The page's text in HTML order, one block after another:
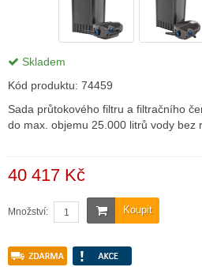
Skladem
Kód produktu: 74459
Sada průtokového filtru a filtračního
do max. objemu 25.000 litrů vody bez
40 417 Kč
Koupit
Množství: